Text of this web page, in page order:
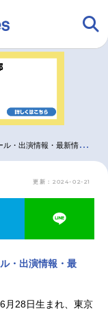
一覧
演情報・最新情報まとめ
更新：2024-02-21
・出演情報・最
月28日生まれ、東京